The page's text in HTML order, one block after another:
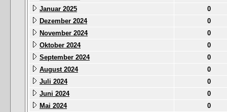
Januar 2025
0
Dezember 2024
0
November 2024
0
Oktober 2024
0
September 2024
0
August 2024
0
Juli 2024
0
Juni 2024
0
Mai 2024
0